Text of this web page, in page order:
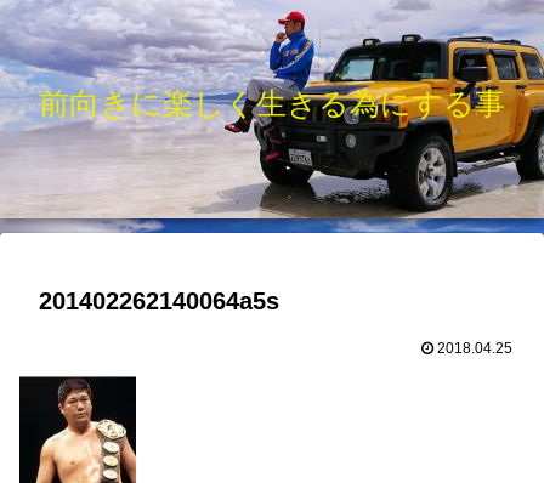
前向きに楽しく生きる為にする事
201402262140064a5s
2018.04.25